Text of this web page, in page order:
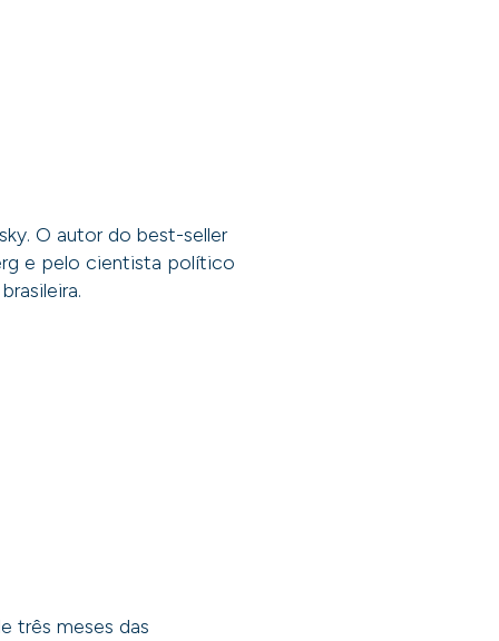
O autor do best-seller
e pelo cientista político
três meses das